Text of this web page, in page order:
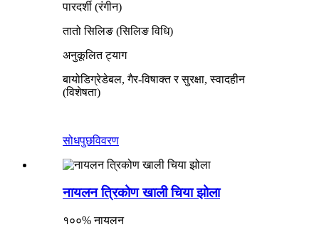
पारदर्शी (रंगीन)
तातो सिलिङ (सिलिङ विधि)
अनुकूलित ट्याग
बायोडिग्रेडेबल, गैर-विषाक्त र सुरक्षा, स्वादहीन
(विशेषता)
सोधपुछविवरण
नायलन त्रिकोण खाली चिया झोला
१००% नायलन